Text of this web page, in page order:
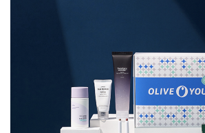
キュレーター一覧
運営会社
韓国ファッション 韓国
k-pop コスメ フ
トレンド 韓国メイク
オルチャンメイク twice 人気